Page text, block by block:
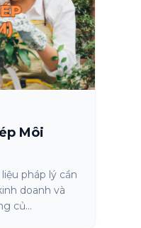
Môi
pháp lý cần
doanh và
củ...